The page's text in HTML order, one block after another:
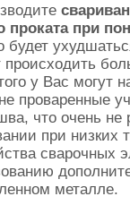
проката при
будет
происходить
у Вас могут
проваренные
что очень не
при низких
сварочных
металле.